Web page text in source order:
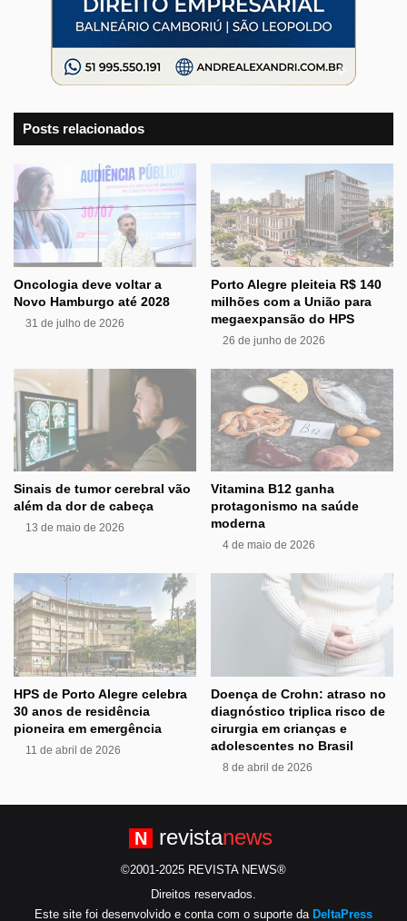
Posts relacionados
Oncologia deve voltar a
Novo Hamburgo até 2028
31 de julho de 2026
Porto Alegre pleiteia R$ 140
milhões com a União para
megaexpansão do HPS
26 de junho de 2026
Sinais de tumor cerebral vão
além da dor de cabeça
13 de maio de 2026
Vitamina B12 ganha
protagonismo na saúde
moderna
4 de maio de 2026
HPS de Porto Alegre celebra
30 anos de residência
pioneira em emergência
11 de abril de 2026
Doença de Crohn: atraso no
diagnóstico triplica risco de
cirurgia em crianças e
adolescentes no Brasil
8 de abril de 2026
N revistanews
©2001-2025 REVISTA NEWS®
Direitos reservados.
Este site foi desenvolvido e conta com o suporte da DeltaPress